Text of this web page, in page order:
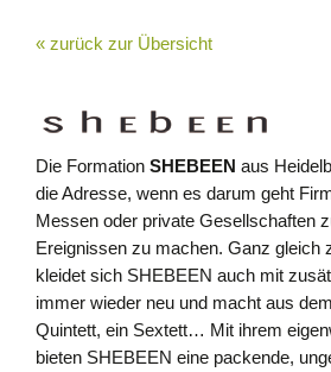
« zurück zur Übersicht
Die Formation SHEBEEN aus
die Adresse, wenn es darum geht
Messen oder private Gesellschaften
Ereignissen zu machen. Ganz gleich
kleidet sich SHEBEEN auch mit
immer wieder neu und macht aus
Quintett, ein Sextett… Mit ihrem
bieten SHEBEEN eine packende,